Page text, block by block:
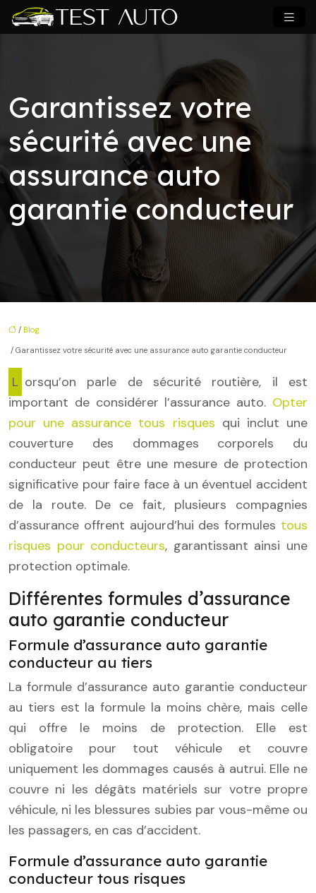
Garantissez votre
sécurité avec une
assurance auto
garantie conducteur
/ Blog
/ Garantissez votre sécurité avec une assurance auto garantie conducteur
Lorsqu’on parle de sécurité routière, il est
important de considérer l’assurance auto. Opter
pour une assurance tous risques qui inclut une
couverture des dommages corporels du
conducteur peut être une mesure de protection
significative pour faire face à un éventuel accident
de la route. De ce fait, plusieurs compagnies
d’assurance offrent aujourd’hui des formules tous
risques pour conducteurs, garantissant ainsi une
protection optimale.
Différentes formules d’assurance
auto garantie conducteur
Formule d’assurance auto garantie
conducteur au tiers
La formule d’assurance auto garantie conducteur
au tiers est la formule la moins chère, mais celle
qui offre le moins de protection. Elle est
obligatoire pour tout véhicule et couvre
uniquement les dommages causés à autrui. Elle ne
couvre ni les dégâts matériels sur votre propre
véhicule, ni les blessures subies par vous-même ou
les passagers, en cas d’accident.
Formule d’assurance auto garantie
conducteur tous risques